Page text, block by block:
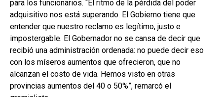
para los funcionarios. “El ritmo de la pérdida del poder
adquisitivo nos está superando. El Gobierno tiene que
entender que nuestro reclamo es legítimo, justo e
impostergable. El Gobernador no se cansa de decir que
recibió una administración ordenada: no puede decir eso
con los míseros aumentos que ofrecieron, que no
alcanzan el costo de vida. Hemos visto en otras
provincias aumentos del 40 o 50%”, remarcó el